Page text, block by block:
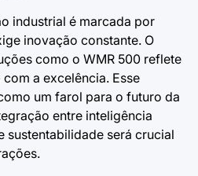
industrial é marcada por
inovação constante. O
como o WMR 500 reflete
a excelência. Esse
um farol para o futuro da
entre inteligência
sustentabilidade será crucial